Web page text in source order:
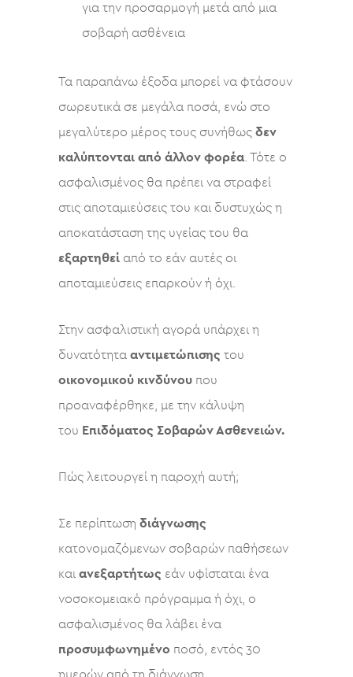
για την προσαρμογή μετά από μια
σοβαρή ασθένεια
Τα παραπάνω έξοδα μπορεί να φτάσουν
σωρευτικά σε μεγάλα ποσά, ενώ στο
μεγαλύτερο μέρος τους συνήθως δεν
καλύπτονται από άλλον φορέα. Τότε ο
ασφαλισμένος θα πρέπει να στραφεί
στις αποταμιεύσεις του και δυστυχώς η
αποκατάσταση της υγείας του θα
εξαρτηθεί από το εάν αυτές οι
αποταμιεύσεις επαρκούν ή όχι.
Στην ασφαλιστική αγορά υπάρχει η
δυνατότητα αντιμετώπισης του
οικονομικού κινδύνου που
προαναφέρθηκε, με την κάλυψη
του Επιδόματος Σοβαρών Ασθενειών.
Πώς λειτουργεί η παροχή αυτή;
Σε περίπτωση διάγνωσης
κατονομαζόμενων σοβαρών παθήσεων
και ανεξαρτήτως εάν υφίσταται ένα
νοσοκομειακό πρόγραμμα ή όχι, ο
ασφαλισμένος θα λάβει ένα
προσυμφωνημένο ποσό, εντός 30